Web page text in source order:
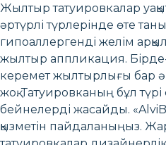
Жылтыр татуировкалар
әртүрлі түрлерінде өте
гипоаллергенді желім
жылтыр аппликация. Бірде-
керемет жылтырлығы бар
жоқ. Татуировканың бұл
бейнелерді жасайды.
қызметін пайдаланыңыз.